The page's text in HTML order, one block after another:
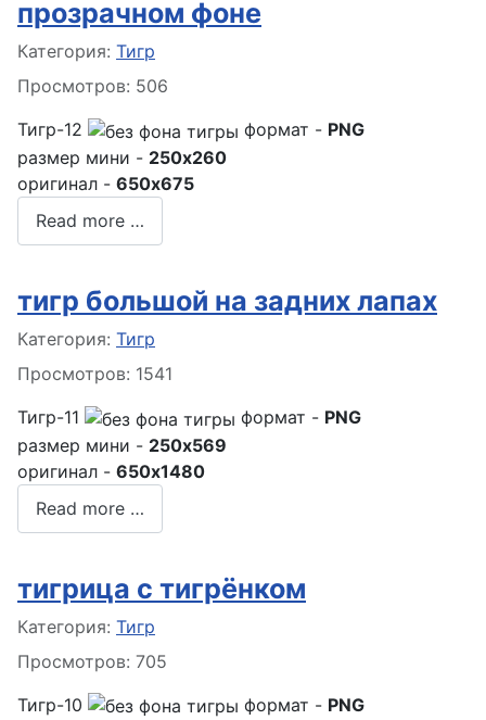
прозрачном фоне
Информация о материале
Категория: Тигр
Просмотров: 506
Тигр-12
формат - PNG
размер мини - 250x260
оригинал - 650x675
Read more …
тигр большой на задних лапах
Информация о материале
Категория: Тигр
Просмотров: 1541
Тигр-11
формат - PNG
размер мини - 250x569
оригинал - 650x1480
Read more …
тигрица с тигрёнком
Информация о материале
Категория: Тигр
Просмотров: 705
Тигр-10
формат - PNG